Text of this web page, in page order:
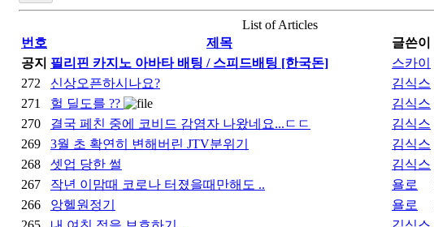
List of Articles
번호
제목 글쓴이
공지 필리핀 카지노 아바타 배팅 / 스피드배팅 [한국돈] 스카이
272
신상오픈하시나요? 김식스
271
헐 딜도를 ?? 김식스
270
결국 페친 중에 코비드 감염자 나왔네요...ㄷㄷ 김식스
269
3월 초 확연히 변해버린 JTV분위기 김식스
268
셋업 당한 썰 김식스
267
작년 이맘때 코로나 터졌을때만해도 .. 욜로
266
앙헬원정기 욜로